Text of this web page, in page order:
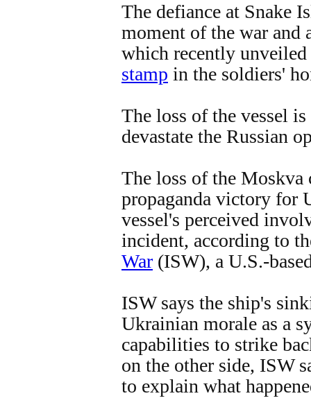
The defiance at Snake
moment of the war
which recently
stamp in the soldiers'
The loss of the vessel
devastate the Russian
The loss of the Moskva
propaganda victory for
vessel's perceived
incident, according to
War (ISW), a U.S.-
ISW says the ship's
Ukrainian morale as a
capabilities to strike
on the other side, ISW
to explain what